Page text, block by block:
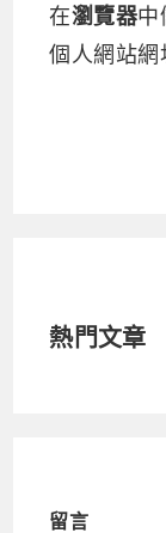
在瀏覽器中
個人網站網
熱門文章
留言